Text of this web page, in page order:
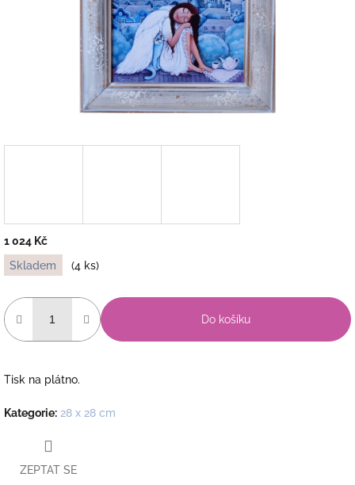
1 024 Kč
Měrná
cena:
Skladem (4 ks)
Do košíku
Tisk na plátno.
Kategorie: 28 x 28 cm
ZEPTAT SE